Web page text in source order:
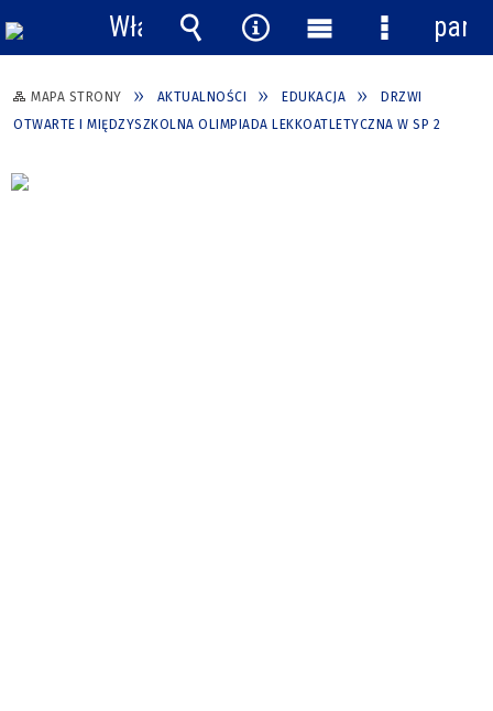
MAPA STRONY AKTUALNOŚCI EDUKACJA
DRZWI
OTWARTE I MIĘDZYSZKOLNA OLIMPIADA LEKKOATLETYCZNA W SP 2
Włącz
powiadomienia
Wyszukiwarka
Narzędzia
Menu
główne
Menu
panel